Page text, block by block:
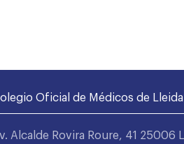
Oficial de Médicos de Lleida
Alcalde Rovira Roure, 41 25006